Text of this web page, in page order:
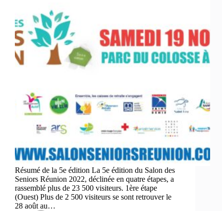
Résumé de la 5e édition La 5e édition du Salon des
Seniors Réunion 2022, déclinée en quatre étapes, a
rassemblé plus de 23 500 visiteurs. 1ère étape
(Ouest) Plus de 2 500 visiteurs se sont retrouver le
28 août au…